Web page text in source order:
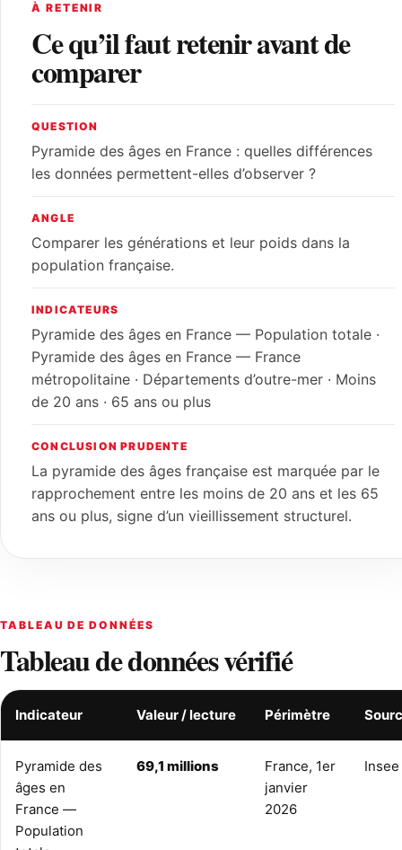
À RETENIR
Ce qu’il faut retenir avant de
comparer
QUESTION
Pyramide des âges en France : quelles différences
les données permettent-elles d’observer ?
ANGLE
Comparer les générations et leur poids dans la
population française.
INDICATEURS
Pyramide des âges en France — Population totale ·
Pyramide des âges en France — France
métropolitaine · Départements d’outre-mer · Moins
de 20 ans · 65 ans ou plus
CONCLUSION PRUDENTE
La pyramide des âges française est marquée par le
rapprochement entre les moins de 20 ans et les 65
ans ou plus, signe d’un vieillissement structurel.
TABLEAU DE DONNÉES
Tableau de données vérifié
Indicateur Valeur / lecture Périmètre
Pyramide des
âges en
France —
Population
69,1 millions
France, 1er
janvier
2026
Insee